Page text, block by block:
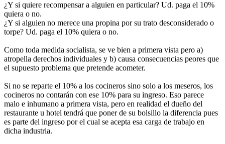
¿Y si quiere recompensar a alguien en particular? Ud. paga el 10%
quiera o no.
¿Y si alguien no merece una propina por su trato desconsiderado o
torpe? Ud. paga el 10% quiera o no.
Como toda medida socialista, se ve bien a primera vista pero a)
atropella derechos individuales y b) causa consecuencias peores que
el supuesto problema que pretende acometer.
Si no se reparte el 10% a los cocineros sino solo a los meseros, los
cocineros no contarán con ese 10% para su ingreso. Eso parece
malo e inhumano a primera vista, pero en realidad el dueño del
restaurante u hotel tendrá que poner de su bolsillo la diferencia pues
es parte del ingreso por el cual se acepta esa carga de trabajo en
dicha industria.